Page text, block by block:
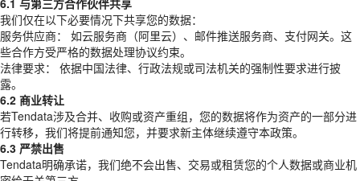
6.1 与第三方合作伙伴共享
我们仅在以下必要情况下共享您的数据：
服务供应商： 如云服务商（阿里云）、邮件推送服务商、支付网关。这
些合作方受严格的数据处理协议约束。
法律要求： 依据中国法律、行政法规或司法机关的强制性要求进行披
露。
6.2 商业转让
若Tendata涉及合并、收购或资产重组，您的数据将作为资产的一部分进
行转移，我们将提前通知您，并要求新主体继续遵守本政策。
6.3 严禁出售
Tendata明确承诺，我们绝不会出售、交易或租赁您的个人数据或商业机